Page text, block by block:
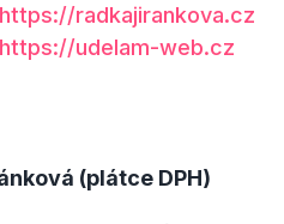
https://radkajirankova.cz
https://udelam-web.cz
(plátce DPH)